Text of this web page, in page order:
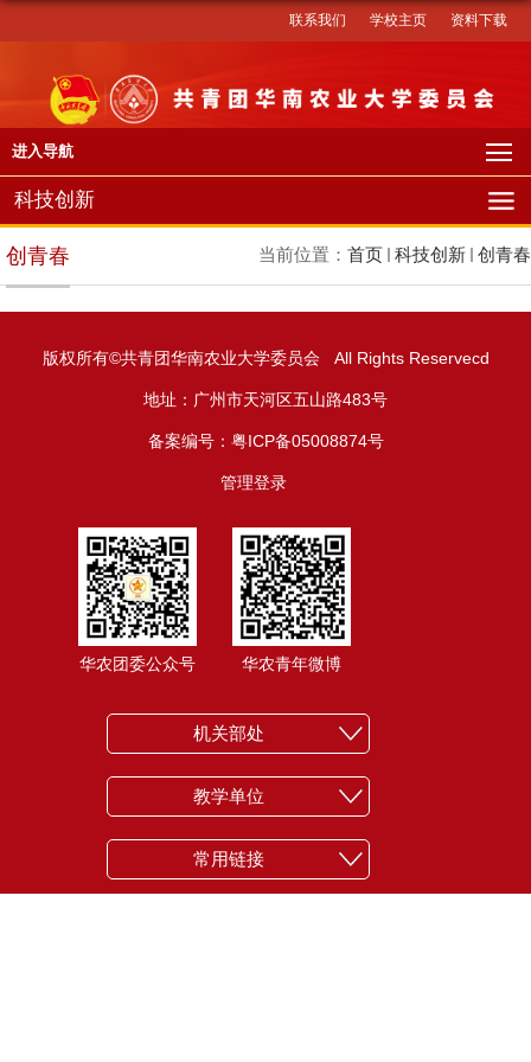
资料下载
学校主页
联系我们
进入导航
科技创新
当前位置： 首页 科技创新 创青春
创青春
版权所有©共青团华南农业大学委员会 All Rights Reservecd
地址：广州市天河区五山路483号
备案编号：粤ICP备05008874号
管理登录
华农团委公众号 华农青年微博
机关部处
教学单位
常用链接